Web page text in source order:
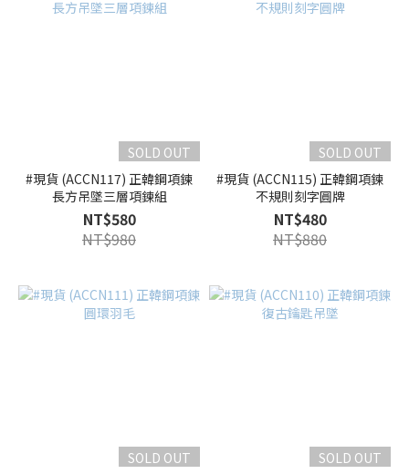
SOLD OUT
#現貨 (ACCN117) 正韓鋼項鍊
長方吊墜三層項鍊組
NT$580
NT$980
SOLD OUT
#現貨 (ACCN115) 正韓鋼項鍊
不規則刻字圓牌
NT$480
NT$880
SOLD OUT
SOLD OUT